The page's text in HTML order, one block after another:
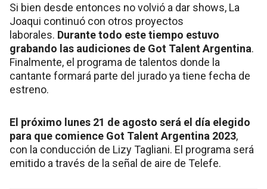
Si bien desde entonces no volvió a dar shows, La
Joaqui continuó con otros proyectos
laborales. Durante todo este tiempo estuvo
grabando las audiciones de Got Talent Argentina.
Finalmente, el programa de talentos donde la
cantante formará parte del jurado ya tiene fecha de
estreno.
El próximo lunes 21 de agosto será el día elegido
para que comience Got Talent Argentina 2023,
con la conducción de Lizy Tagliani. El programa será
emitido a través de la señal de aire de Telefe.